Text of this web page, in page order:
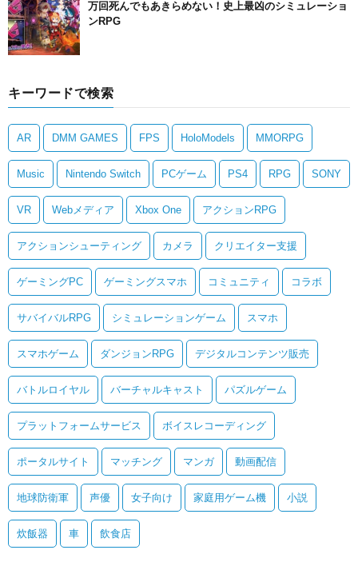
万回死んでもあきらめない！史上最凶のシミュレーショ
ンRPG
キーワードで検索
AR DMM GAMES FPS HoloModels MMORPG
Music Nintendo Switch PCゲーム PS4 RPG SONY
VR Webメディア Xbox One アクションRPG
アクションシューティング カメラ クリエイター支援
ゲーミングPC ゲーミングスマホ コミュニティ コラボ
サバイバルRPG シミュレーションゲーム スマホ
スマホゲーム ダンジョンRPG デジタルコンテンツ販売
バトルロイヤル バーチャルキャスト パズルゲーム
プラットフォームサービス ボイスレコーディング
ポータルサイト マッチング マンガ 動画配信
地球防衛軍 声優 女子向け 家庭用ゲーム機 小説
炊飯器 車 飲食店